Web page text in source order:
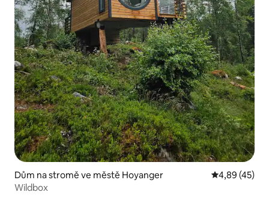
Dům na stromě ve městě Hoyanger Průměrné
4,89 (45)
Wildbox